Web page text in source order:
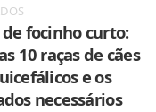
de focinho curto:
10 raças de cães
e os
necessários